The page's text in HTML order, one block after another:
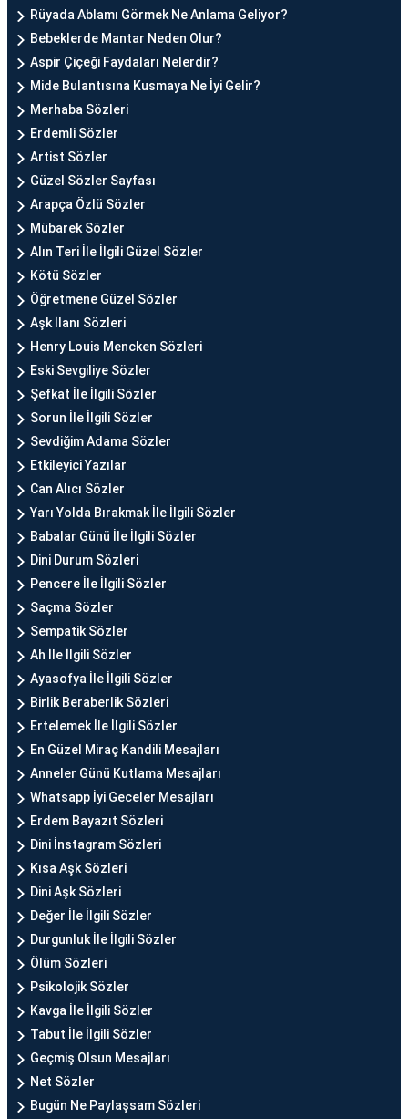
Rüyada Ablamı Görmek Ne Anlama Geliyor?
Bebeklerde Mantar Neden Olur?
Aspir Çiçeği Faydaları Nelerdir?
Mide Bulantısına Kusmaya Ne İyi Gelir?
Merhaba Sözleri
Erdemli Sözler
Artist Sözler
Güzel Sözler Sayfası
Arapça Özlü Sözler
Mübarek Sözler
Alın Teri İle İlgili Güzel Sözler
Kötü Sözler
Öğretmene Güzel Sözler
Aşk İlanı Sözleri
Henry Louis Mencken Sözleri
Eski Sevgiliye Sözler
Şefkat İle İlgili Sözler
Sorun İle İlgili Sözler
Sevdiğim Adama Sözler
Etkileyici Yazılar
Can Alıcı Sözler
Yarı Yolda Bırakmak İle İlgili Sözler
Babalar Günü İle İlgili Sözler
Dini Durum Sözleri
Pencere İle İlgili Sözler
Saçma Sözler
Sempatik Sözler
Ah İle İlgili Sözler
Ayasofya İle İlgili Sözler
Birlik Beraberlik Sözleri
Ertelemek İle İlgili Sözler
En Güzel Miraç Kandili Mesajları
Anneler Günü Kutlama Mesajları
Whatsapp İyi Geceler Mesajları
Erdem Bayazıt Sözleri
Dini İnstagram Sözleri
Kısa Aşk Sözleri
Dini Aşk Sözleri
Değer İle İlgili Sözler
Durgunluk İle İlgili Sözler
Ölüm Sözleri
Psikolojik Sözler
Kavga İle İlgili Sözler
Tabut İle İlgili Sözler
Geçmiş Olsun Mesajları
Net Sözler
Bugün Ne Paylaşsam Sözleri